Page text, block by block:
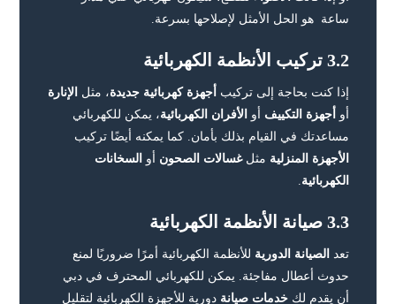
ساعة هو الحل الأمثل لإصلاحها بسرعة.
3.2 تركيب الأنظمة الكهربائية
إذا كنت بحاجة إلى تركيب أجهزة كهربائية جديدة، مثل الإنارة
أو أجهزة التكييف أو الأفران الكهربائية، يمكن للكهربائي
مساعدتك في القيام بذلك بأمان. كما يمكنه أيضًا تركيب
الأجهزة المنزلية مثلغسالات الصحون أو السخانات
الكهربائية
3.3 صيانة الأنظمة الكهربائية
تعد الصيانة الدورية للأنظمة الكهربائية أمرًا ضروريًا لمنع
حدوث أعطال مفاجئة. يمكن للكهربائي المحترف في دبي
أن يقدم لكخدمات صيانة دورية للأجهزة الكهربائية لتقليل